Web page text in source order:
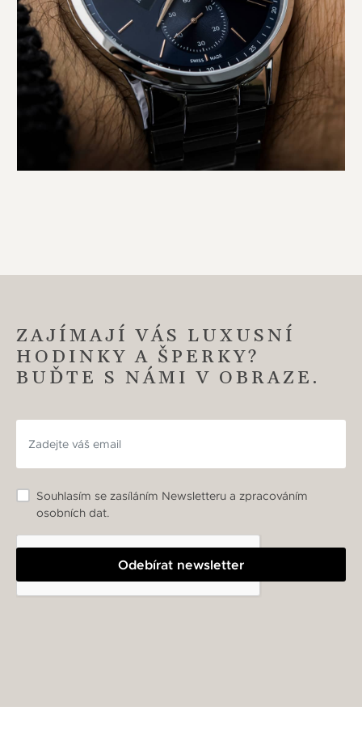
ZAJÍMAJÍ VÁS LUXUSNÍ
HODINKY A ŠPERKY?
BUĎTE S NÁMI V OBRAZE.
Odebírat newsletter
Souhlasím se zasíláním Newsletteru a zpracováním
osobních dat.